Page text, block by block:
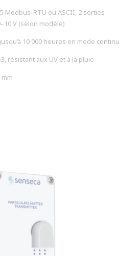
Modbus-RTU ou ASCII, 2 sorties
V (selon modèle)
10 000 heures en mode continu
résistant aux UV et à la pluie